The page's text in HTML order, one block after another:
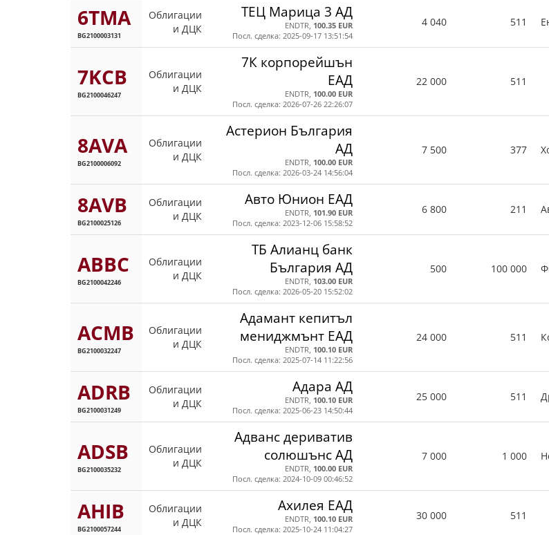
6TMA
BG2100003131
Облигации
и ДЦК
ТЕЦ Марица 3 АД
ENDTR, 100.35 EUR
Посл. сделка: 2025-09-17 13:51:54
4 040 511
7KCB
BG2100046247
Облигации
и ДЦК
7К корпорейшън
ЕАД
ENDTR, 100.00 EUR
Посл. сделка: 2026-07-26 22:26:07
22 000 511
8AVA
BG2100006092
Облигации
и ДЦК
Астерион България
АД
ENDTR, 100.00 EUR
Посл. сделка: 2026-03-24 14:56:04
7 500 377
8AVB
BG2100025126
Облигации
и ДЦК
Авто Юнион ЕАД
ENDTR, 101.90 EUR
Посл. сделка: 2023-12-06 15:58:52
6 800 211
ABBC
BG2100042246
Облигации
и ДЦК
ТБ Алианц банк
България АД
ENDTR, 103.00 EUR
Посл. сделка: 2026-05-20 15:52:02
500 100 000
ACMB
BG2100032247
Облигации
и ДЦК
Адамант кепитъл
мениджмънт ЕАД
ENDTR, 100.10 EUR
Посл. сделка: 2025-07-14 11:22:56
24 000 511
ADRB
BG2100031249
Облигации
и ДЦК
Адара АД
ENDTR, 100.10 EUR
Посл. сделка: 2025-06-23 14:50:44
25 000 511
ADSB
BG2100035232
Облигации
и ДЦК
Адванс дериватив
солюшънс АД
ENDTR, 100.00 EUR
Посл. сделка: 2024-10-09 00:46:52
7 000 1 000
AHIB
BG2100057244
Облигации
и ДЦК
Ахилея ЕАД
ENDTR, 100.10 EUR
Посл. сделка: 2025-10-24 11:04:27
30 000 511